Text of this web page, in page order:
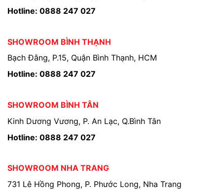
Hotline: 0888 247 027
SHOWROOM BÌNH THẠNH
Bạch Đằng, P.15, Quận Bình Thạnh, HCM
Hotline: 0888 247 027
SHOWROOM BÌNH TÂN
Kinh Dương Vương, P. An Lạc, Q.Bình Tân
Hotline: 0888 247 027
SHOWROOM NHA TRANG
731 Lê Hồng Phong, P. Phước Long, Nha Trang